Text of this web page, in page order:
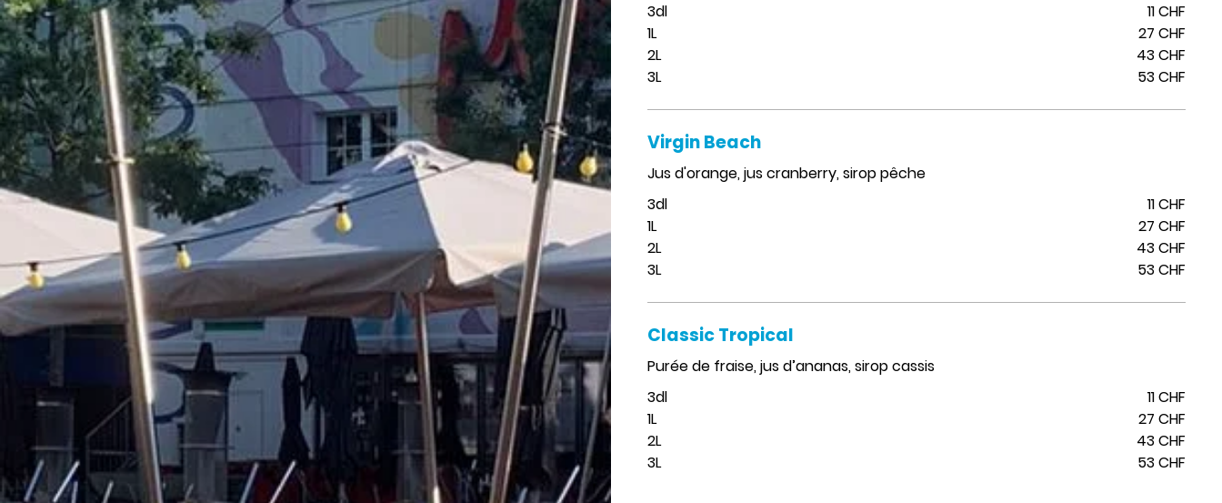
3dl
11 CHF
1L
27 CHF
2L
43 CHF
3L
53 CHF
Virgin Beach
Jus d'orange, jus cranberry, sirop pêche
3dl
11 CHF
1L
27 CHF
2L
43 CHF
3L
53 CHF
Classic Tropical
Purée de fraise, jus d’ananas, sirop cassis
3dl
11 CHF
1L
27 CHF
2L
43 CHF
3L
53 CHF